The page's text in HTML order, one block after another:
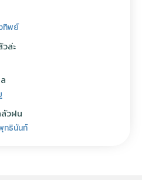
ทิพย์
ล่ะ
ลัวฝน
ทธินันท์